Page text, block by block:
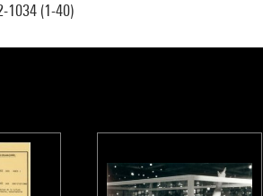
1034 (1-40)